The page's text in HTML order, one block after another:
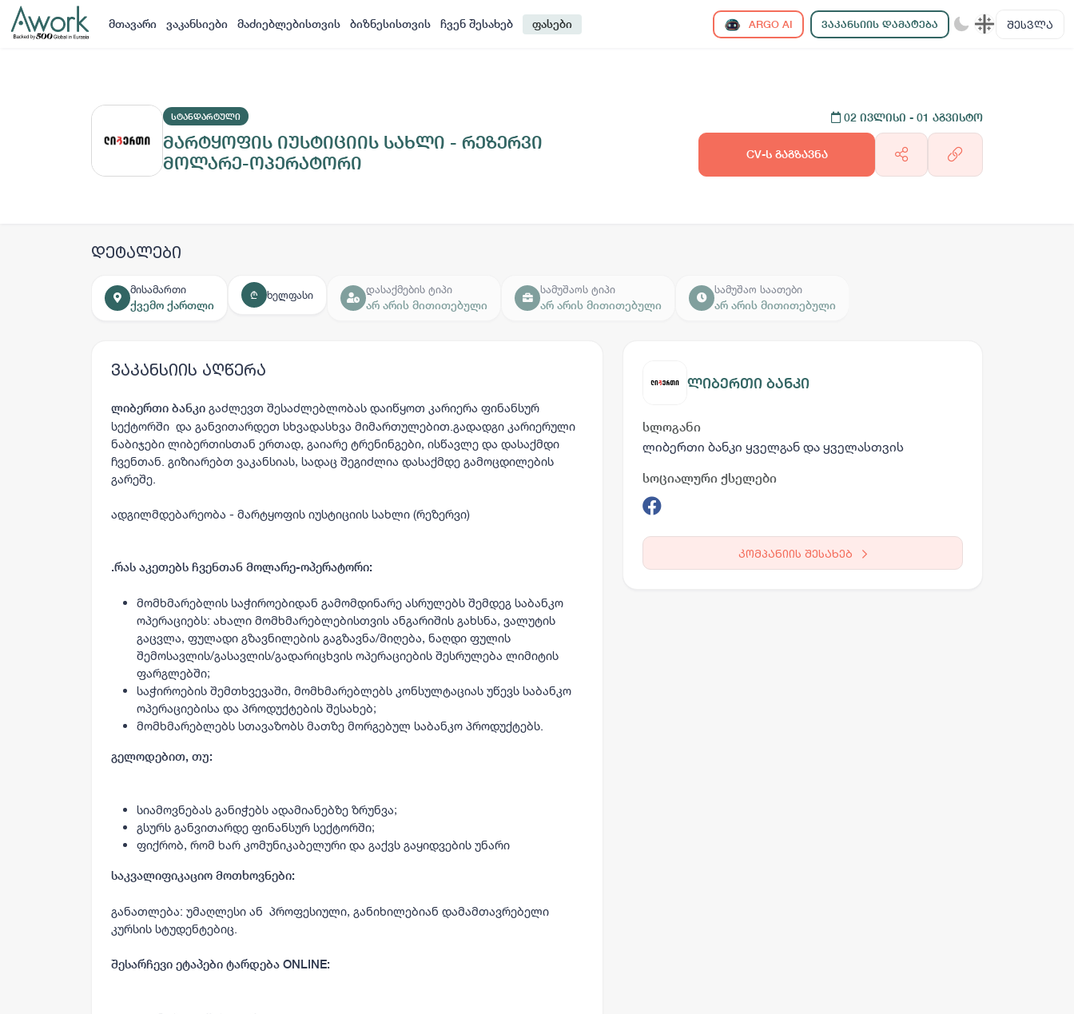
მთავარი ვაკანსიები მაძიებლებისთვის ბიზნესისთვის ჩვენ შესახებ ფასები ARGO AI ᲕᲐᲙᲐᲜᲡᲘᲘᲡ ᲓᲐᲛᲐᲢᲔᲑᲐ ᲨᲔᲡᲕᲚᲐ
ᲡᲢᲐᲜᲓᲐᲠᲢᲣᲚᲘ
მარტყოფის იუსტიციის სახლი - რეზერვი
მოლარე-ოპერატორი
02 ივლისი - 01 აგვისტო
CV-ს გაგზავნა
დეტალები
მისამართი
ქვემო ქართლი
₾ ხელფასი
დასაქმების ტიპი
არ არის მითითებული
სამუშაოს ტიპი
არ არის მითითებული
სამუშაო საათები
არ არის მითითებული
ვაკანსიის აღწერა
ლიბერთი ბანკი გაძლევთ შესაძლებლობას დაიწყოთ კარიერა ფინანსურ
სექტორში და განვითარდეთ სხვადასხვა მიმართულებით.გადადგი კარიერული
ნაბიჯები ლიბერთისთან ერთად, გაიარე ტრენინგები, ისწავლე და დასაქმდი
ჩვენთან. გიზიარებთ ვაკანსიას, სადაც შეგიძლია დასაქმდე გამოცდილების
გარეშე.
ადგილმდებარეობა - მარტყოფის იუსტიციის სახლი (რეზერვი)
.რას აკეთებს ჩვენთან მოლარე-ოპერატორი:
მომხმარებლის საჭიროებიდან გამომდინარე ასრულებს შემდეგ საბანკო
ოპერაციებს: ახალი მომხმარებლებისთვის ანგარიშის გახსნა, ვალუტის
გაცვლა, ფულადი გზავნილების გაგზავნა/მიღება, ნაღდი ფულის
შემოსავლის/გასავლის/გადარიცხვის ოპერაციების შესრულება ლიმიტის
ფარგლებში;
საჭიროების შემთხვევაში, მომხმარებლებს კონსულტაციას უწევს საბანკო
ოპერაციებისა და პროდუქტების შესახებ;
მომხმარებლებს სთავაზობს მათზე მორგებულ საბანკო პროდუქტებს.
გელოდებით, თუ:
სიამოვნებას განიჭებს ადამიანებზე ზრუნვა;
გსურს განვითარდე ფინანსურ სექტორში;
ფიქრობ, რომ ხარ კომუნიკაბელური და გაქვს გაყიდვების უნარი
საკვალიფიკაციო მოთხოვნები:
განათლება: უმაღლესი ან პროფესიული, განიხილებიან დამამთავრებელი
კურსის სტუდენტებიც.
შესარჩევი ეტაპები ტარდება ONLINE:
ლიბერთი ბანკი
სლოგანი
ლიბერთი ბანკი ყველგან და ყველასთვის
სოციალური ქსელები
კომპანიის შესახებ